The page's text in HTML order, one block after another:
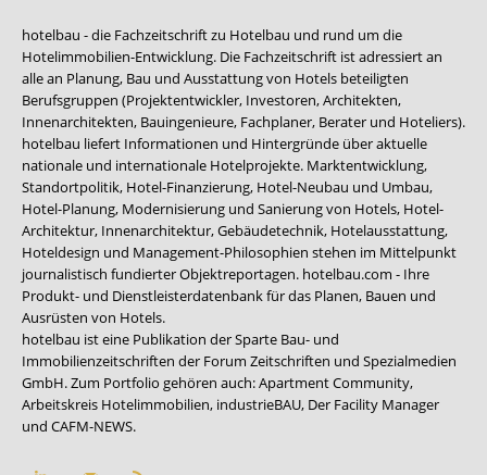
hotelbau - die Fachzeitschrift zu Hotelbau und rund um die
Hotelimmobilien-Entwicklung. Die Fachzeitschrift ist adressiert an
alle an Planung, Bau und Ausstattung von Hotels beteiligten
Berufsgruppen (Projektentwickler, Investoren, Architekten,
Innenarchitekten, Bauingenieure, Fachplaner, Berater und Hoteliers).
hotelbau liefert Informationen und Hintergründe über aktuelle
nationale und internationale Hotelprojekte. Marktentwicklung,
Standortpolitik, Hotel-Finanzierung, Hotel-Neubau und Umbau,
Hotel-Planung, Modernisierung und Sanierung von Hotels, Hotel-
Architektur, Innenarchitektur, Gebäudetechnik, Hotelausstattung,
Hoteldesign und Management-Philosophien stehen im Mittelpunkt
journalistisch fundierter Objektreportagen. hotelbau.com - Ihre
Produkt- und Dienstleisterdatenbank für das Planen, Bauen und
Ausrüsten von Hotels.
hotelbau ist eine Publikation der Sparte Bau- und
Immobilienzeitschriften der Forum Zeitschriften und Spezialmedien
GmbH. Zum Portfolio gehören auch:Apartment Community,
Arbeitskreis Hotelimmobilien, industrieBAU, Der Facility Manager
und CAFM-NEWS.